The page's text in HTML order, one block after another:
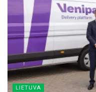
LIETUVA